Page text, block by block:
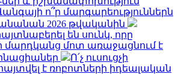
ո՞ր մարգարեություններն
2026 թվականին
են սունկ, որը
մարդկանց մոտ առաջացնում է
Ո՛չ ուսուցչի
է ռոբոտների իդեալական